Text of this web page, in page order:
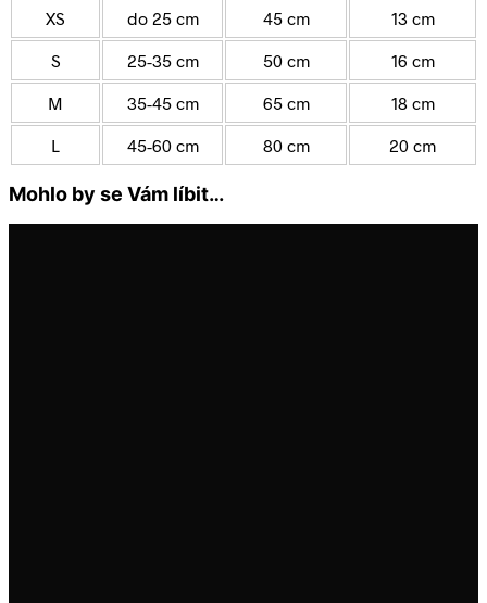
XS do 25 cm 45 cm 13 cm
S 25-35 cm 50 cm 16 cm
M 35-45 cm 65 cm 18 cm
L 45-60 cm 80 cm 20 cm
Mohlo by se Vám líbit…